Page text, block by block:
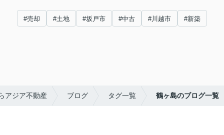
#売却 #土地 #坂戸市 #中古 #川越市 #新築
アジア不動産 ブログ タグ一覧 鶴ヶ島のブログ一覧